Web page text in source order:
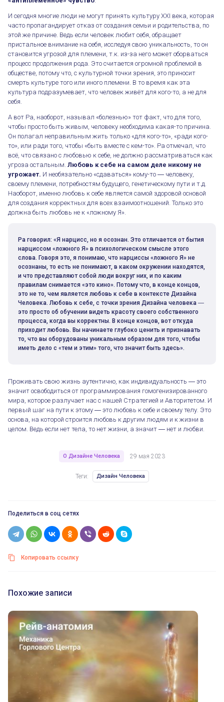
Неонарциссизм в ДЧ
И сегодня многие люди не могут принять культуру XXI века, которая
часто пропагандирует отказ от создания семьи и родительства, по
этой же причине. Ведь если человек любит себя, обращает
пристальное внимание на себя, исследуя свою уникальность, то он
становится угрозой для племени, т.к. из-за него может оборваться
процесс продолжения рода. Это считается огромной проблемой в
обществе, потому что, с культурной точки зрения, это приносит
смерть культуре того или иного племени. В то время как эта
культура подразумевает, что человек живёт для кого-то, а не для
себя.
А вот Ра, наоборот, называл «болезнью» тот факт, что для того,
чтобы просто быть живым, человеку необходима какая-то причина.
Он полагал неправильным жить только «для кого-то», «ради кого-
то», или ради того, чтобы «быть вместе с кем-то». Ра отмечал, что
всё, что связано с любовью к себе, не должно рассматриваться как
угроза остальным. Любовь к себе на самом деле никому не
угрожает. И необязательно «сдаваться» кому-то ― человеку,
своему племени, потребностям будущего, генетическому пути и т.д.
Наоборот, именно любовь к себе является самой здоровой основой
для создания корректных для всех взаимоотношений. Только это
должна быть любовь не к «ложному Я».
Ра говорил: «Я нарцисс, но я осознан. Это отличается от бытия
нарциссом «ложного Я» в психологическом смысле этого
слова. Говоря это, я понимаю, что нарциссы «ложного Я» не
осознаны, то есть не понимают, в каком окружении находятся,
и что представляют собой люди вокруг них, и по каким
правилам снимается «это кино». Потому что, в конце концов,
это не то, чем является любовь к себе в контексте Дизайна
Человека. Любовь к себе, с точки зрения Дизайна человека ―
это просто об обучении видеть красоту своего собственного
процесса, когда вы корректны. В конце концов, вот откуда
приходит любовь. Вы начинаете глубоко ценить и признавать
то, что вы оборудованы уникальным образом для того, чтобы
иметь дело с «тем и этим» того, что значит быть здесь».
Проживать свою жизнь аутентично, как индивидуальность ― это
значит освободиться от программирования гомогенизированного
мира, которое разлучает нас с нашей Стратегией и Авторитетом. И
первый шаг на пути к этому ― это любовь к себе и своему телу. Это
основа, на которой строится любовь к другим людям и к жизни в
целом. Ведь если нет тела, то нет жизни, а значит ― нет и любви.
О Дизайне Человека 29 мая 2023
Теги: Дизайн Человека
Поделиться в соц сетях
Копировать ссылку
Похожие записи